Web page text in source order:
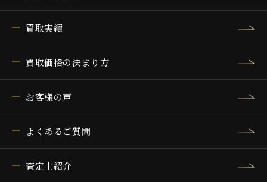
買取実績
買取価格の決まり方
お客様の声
よくあるご質問
査定士紹介